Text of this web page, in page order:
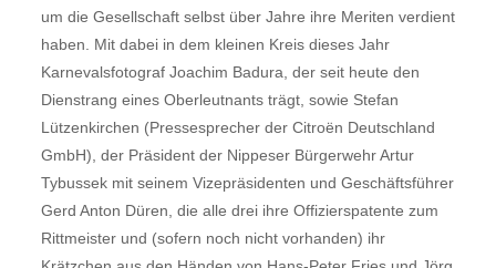
um die Gesellschaft selbst über Jahre ihre Meriten verdient
haben. Mit dabei in dem kleinen Kreis dieses Jahr
Karnevalsfotograf Joachim Badura, der seit heute den
Dienstrang eines Oberleutnants trägt, sowie Stefan
Lützenkirchen (Pressesprecher der Citroën Deutschland
GmbH), der Präsident der Nippeser Bürgerwehr Artur
Tybussek mit seinem Vizepräsidenten und Geschäftsführer
Gerd Anton Düren, die alle drei ihre Offizierspatente zum
Rittmeister und (sofern noch nicht vorhanden) ihr